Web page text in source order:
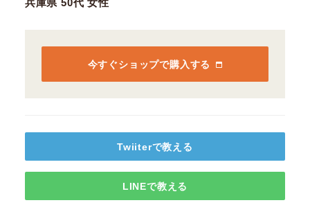
今すぐショップで購入する
Twiiterで教える
LINEで教える